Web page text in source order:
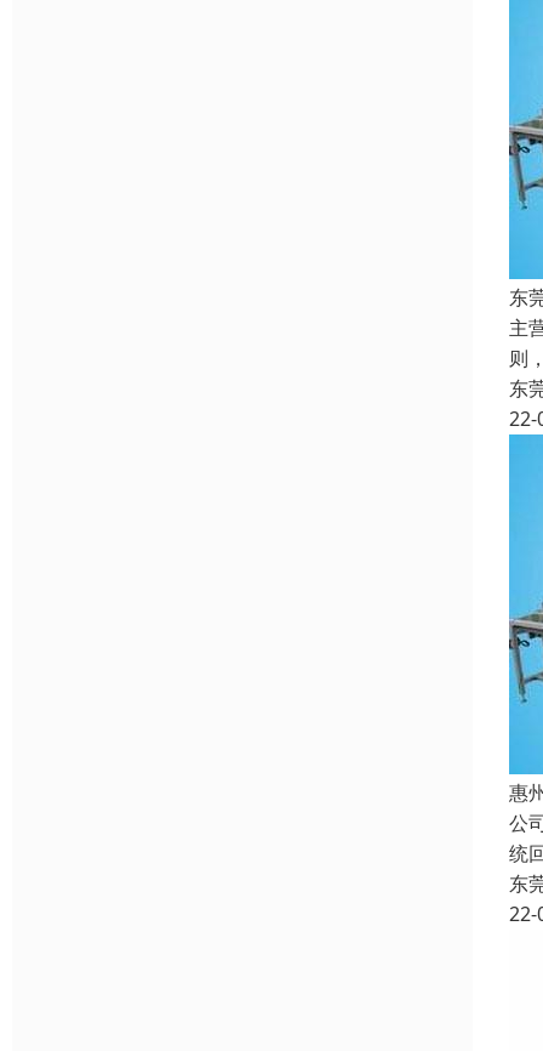
东
主
则
东
22-
惠
公
统
东
22-